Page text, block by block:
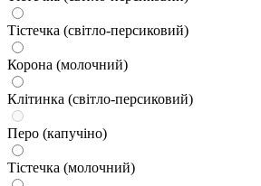
Тістечка (світло-персиковий)
Корона (молочний)
Клітинка (світло-персиковий)
Перо (капучіно)
Тістечка (молочний)